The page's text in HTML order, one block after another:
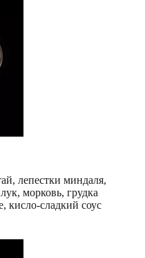
лепестки миндаля,
морковь, грудка
кисло-сладкий соус